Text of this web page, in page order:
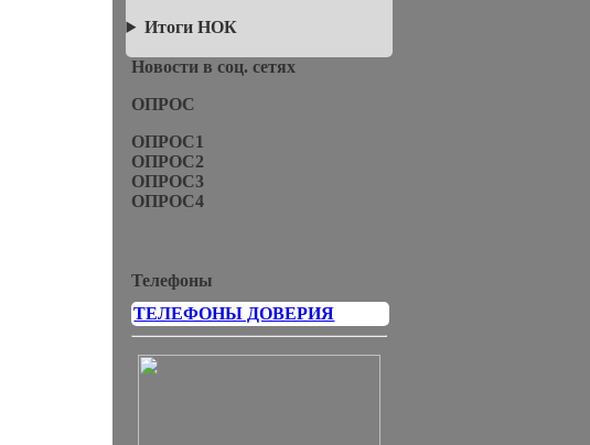
Итоги НОК
Новости в соц. сетях
ОПРОС
ОПРОС1
ОПРОС2
ОПРОС3
ОПРОС4
Телефоны
ТЕЛЕФОНЫ ДОВЕРИЯ